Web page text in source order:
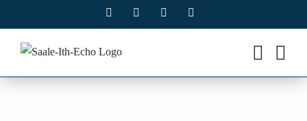
Inhalt
springen
Facebook Instagram